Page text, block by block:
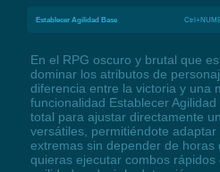
Establecer Agilidad Base
En el RPG oscuro y brutal que
dominar los atributos de
diferencia entre la victoria y una
funcionalidad Establecer
total para ajustar directamente
versátiles, permitiéndote
extremas sin depender de horas
quieras ejecutar combos